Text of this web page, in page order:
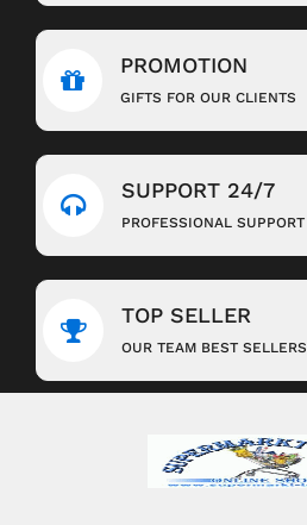
PROMOTION
GIFTS FOR OUR CLIENTS
SUPPORT 24/7
PROFESSIONAL SUPPORT
TOP SELLER
OUR TEAM BEST SELLERS